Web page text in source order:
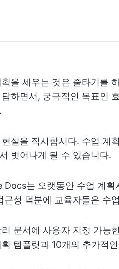
을 세우는 것은 줄타기를
하면서, 궁극적인 목표인
실을 직시합시다. 수업 계
벗어나게 될 수 있습니다.
Docs는 오랫동안 수업 계
근성 덕분에 교육자들은 수
리 문서에 사용자 지정 가능
템플릿과 10개의 추가적